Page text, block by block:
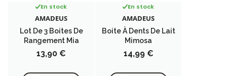
En stock
AMADEUS
Lot De 3 Boites De
Rangement Mia
Prix
13,90 €
En stock
AMADEUS
Boite À Dents De Lait
Mimosa
Prix
14,99 €